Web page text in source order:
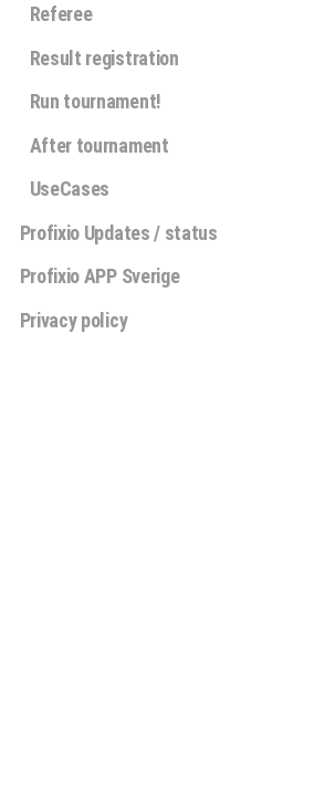
Referee
Result registration
Run tournament!
After tournament
UseCases
Profixio Updates / status
Profixio APP Sverige
Privacy policy